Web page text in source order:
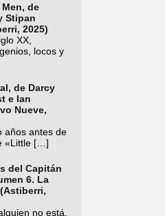
de
Stipan
2025)
XX,
locos y
de Darcy
e Ian
Nueve,
años antes de
«Little […]
del Capitán
6. La
no está,